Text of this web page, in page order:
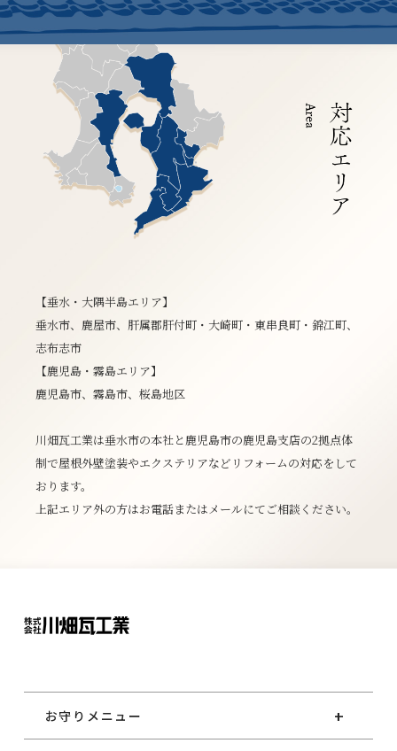
【垂水・大隅半島エリア】
垂水市、鹿屋市、肝属郡肝付町・大崎町・東串良町・錦江町、
志布志市
【鹿児島・霧島エリア】
鹿児島市、霧島市、桜島地区
川畑瓦工業は垂水市の本社と鹿児島市の鹿児島支店の2拠点体
制で屋根外壁塗装やエクステリアなどリフォームの対応をして
おります。
上記エリア外の方はお電話またはメールにてご相談ください。
お守りメニュー